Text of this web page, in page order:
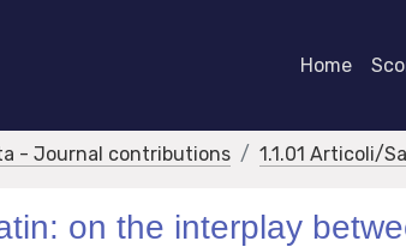
Home
- Journal contributions 1.1.01 Articoli/
on the interplay